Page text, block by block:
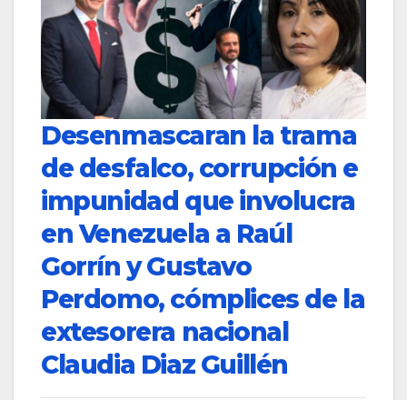
Desenmascaran la trama
de desfalco, corrupción e
impunidad que involucra
en Venezuela a Raúl
Gorrín y Gustavo
Perdomo, cómplices de la
extesorera nacional
Claudia Diaz Guillén